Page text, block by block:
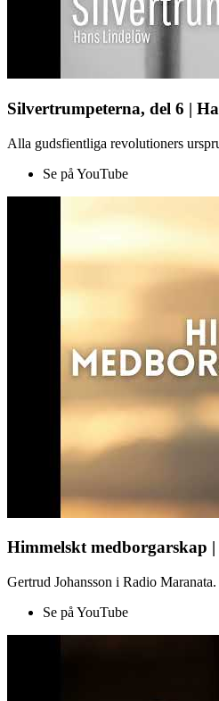
Silvertrumpeterna, del 6 |
Alla gudsfientliga revolutioners
Se på YouTube
Himmelskt medborgarskap
Gertrud Johansson i Radio
Se på YouTube